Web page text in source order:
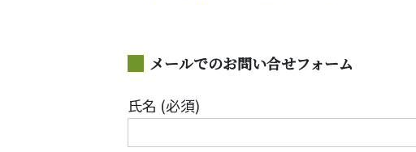
メールでのお問い合せフォーム
氏名 (必須)